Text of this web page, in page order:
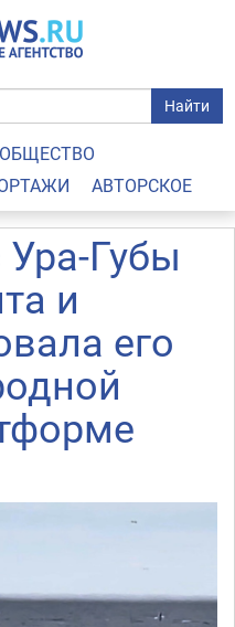
Найти
ОБЩЕСТВО
АВТОРСКОЕ
Губы
и
его